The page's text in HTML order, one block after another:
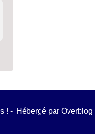
! - Hébergé par Overblog